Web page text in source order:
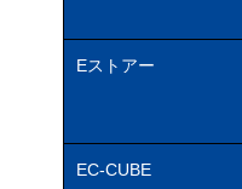
Eストアー
EC-CUBE